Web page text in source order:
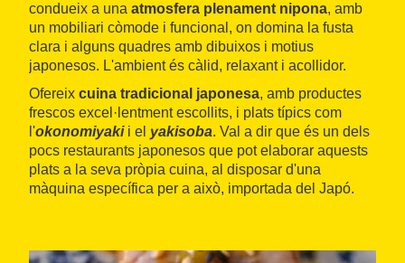
condueix a una atmosfera plenament nipona, amb
un mobiliari còmode i funcional, on domina la fusta
clara i alguns quadres amb dibuixos i motius
japonesos. L'ambient és càlid, relaxant i acollidor.
Ofereix cuina tradicional japonesa, amb productes
frescos excel·lentment escollits, i plats típics com
l'okonomiyakii el yakisoba. Val a dir que és un dels
pocs restaurants japonesos que pot elaborar aquests
plats a la seva pròpia cuina, al disposar d'una
màquina específica per a això, importada del Japó.